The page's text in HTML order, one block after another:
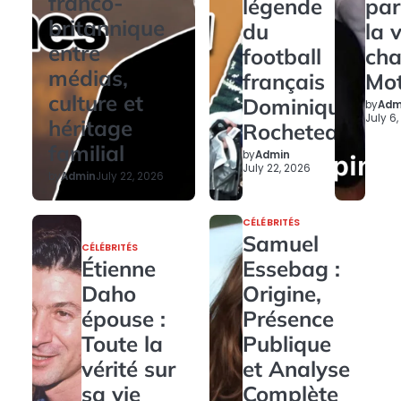
britannique
entre
médias,
culture et
héritage
familial
byAdminJuly 22, 2026
légende
du
football
français
Dominique
Rocheteau
byAdmin
July 22, 2026
la
by
July
CÉLÉBRITÉS
Étienne
Daho
épouse :
Toute la
vérité sur
sa vie
CÉLÉBRITÉS
Samuel
Essebag :
Origine,
Présence
Publique
et Analyse
Complète